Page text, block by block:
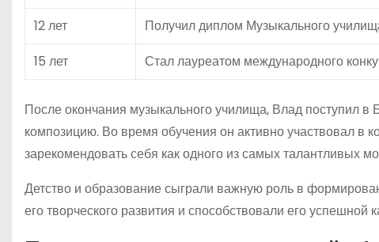
12 лет
Получил диплом Музыкального
15 лет
Стал лауреатом международного
После окончания музыкального училища, Влад поступил
композицию. Во время обучения он активно участвовал в
зарекомендовать себя как одного из самых талантливых
Детство и образование сыграли важную роль в
его творческого развития и способствовали его успешной